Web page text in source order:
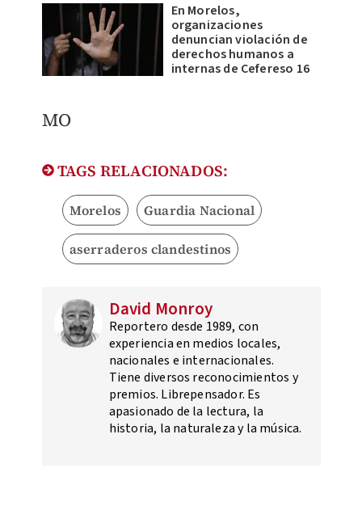
En Morelos,
organizaciones
denuncian violación de
derechos humanos a
internas de Cefereso 16
MO
TAGS RELACIONADOS:
Morelos Guardia Nacional
aserraderos clandestinos
David Monroy
Reportero desde 1989, con
experiencia en medios locales,
nacionales e internacionales.
Tiene diversos reconocimientos y
premios. Librepensador. Es
apasionado de la lectura, la
historia, la naturaleza y la música.